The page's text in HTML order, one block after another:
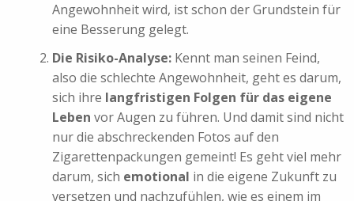
Angewohnheit wird, ist schon der Grundstein für
eine Besserung gelegt.
Die Risiko-Analyse: Kennt man seinen Feind,
also die schlechte Angewohnheit, geht es darum,
sich ihre langfristigen Folgen für das eigene
Leben vor Augen zu führen. Und damit sind nicht
nur die abschreckenden Fotos auf den
Zigarettenpackungen gemeint! Es geht viel mehr
darum, sich emotional in die eigene Zukunft zu
versetzen und nachzufühlen, wie es einem im